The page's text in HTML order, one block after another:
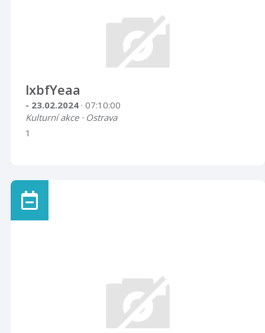
lxbfYeaa
- 23.02.2024 · 07:10:00
Kulturní akce · Ostrava
1